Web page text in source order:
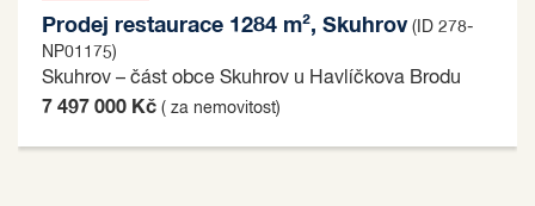
Prodej restaurace 1284 m², Skuhrov(ID 278-
NP01175)
Skuhrov – část obce Skuhrov u Havlíčkova Brodu
7 497 000 Kč ( za nemovitost)